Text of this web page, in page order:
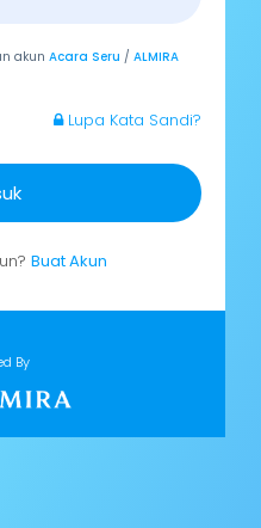
akunAcara Seru /ALMIRA
Lupa Kata Sandi?
Buat Akun
By